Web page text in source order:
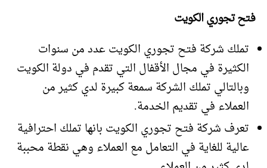
فتح تجوري الكويت
تملك شركة فتح تجوري الكويت عدد من سنوات
الكثيرة في مجال الأقفال التي تقدم في دولة الكويت
وبالتالي تملك الشركة سمعة كبيرة لدي كثير من
العملاء في تقديم الخدمة.
تعرف شركة فتح تجوري الكويت بانها تملك احترافية
عالية للغاية في التعامل مع العملاء وهي نقطة محببة